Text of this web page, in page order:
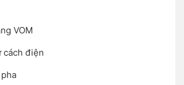
VOM
điện